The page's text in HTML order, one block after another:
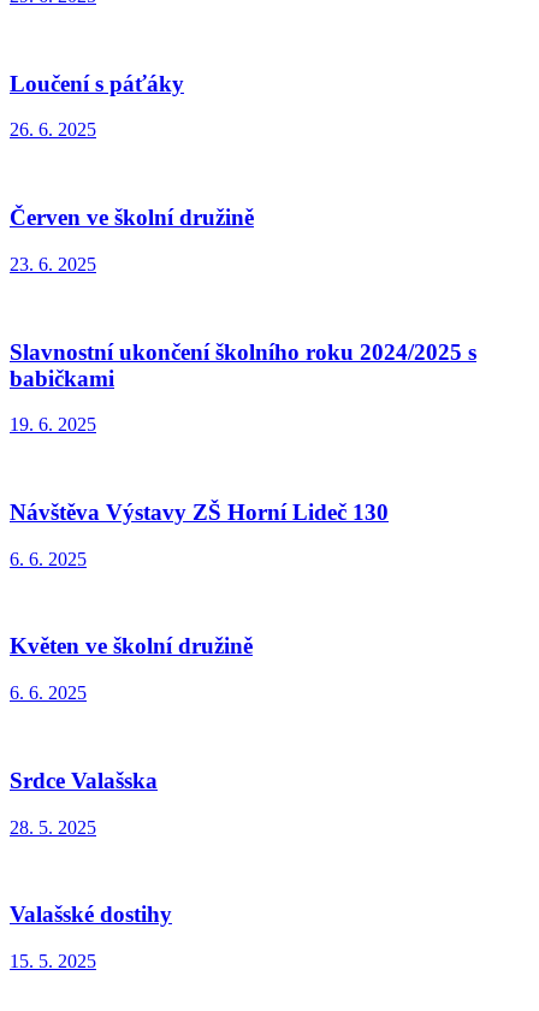
Loučení s páťáky
26. 6. 2025
Červen ve školní družině
23. 6. 2025
Slavnostní ukončení školního roku 2024/2025 s
babičkami
19. 6. 2025
Návštěva Výstavy ZŠ Horní Lideč 130
6. 6. 2025
Květen ve školní družině
6. 6. 2025
Srdce Valašska
28. 5. 2025
Valašské dostihy
15. 5. 2025